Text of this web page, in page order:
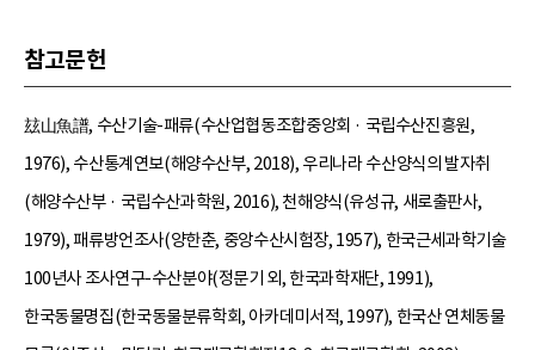
참고문헌
玆山魚譜, 수산기술-패류(수산업협동조합중앙회 · 국립수산진흥원,
1976), 수산통계연보(해양수산부, 2018), 우리나라 수산양식의 발자취
(해양수산부 · 국립수산과학원, 2016), 천해양식(유성규, 새로출판사,
1979), 패류방언조사(양한춘, 중앙수산시험장, 1957), 한국근세과학기술
100년사 조사연구-수산분야(정문기 외, 한국과학재단, 1991),
한국동물명집(한국동물분류학회, 아카데미서적, 1997), 한국산 연체동물